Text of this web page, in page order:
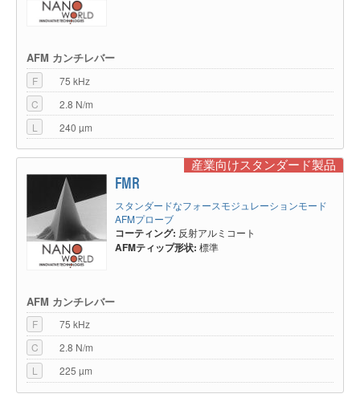
AFM カンチレバー
F
75 kHz
C
2.8 N/m
L
240 µm
産業向けスタンダード製品
FMR
スタンダードなフォースモジュレーションモード
AFMプローブ
コーティング: 反射アルミコート
AFMティップ形状: 標準
AFM カンチレバー
F
75 kHz
C
2.8 N/m
L
225 µm